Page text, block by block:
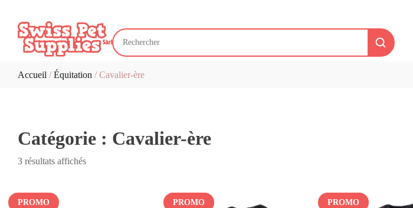
Accueil /Équitation / Cavalier-ère
Catégorie : Cavalier-ère
3 résultats affichésTrié
PROMO PROMO PROMO